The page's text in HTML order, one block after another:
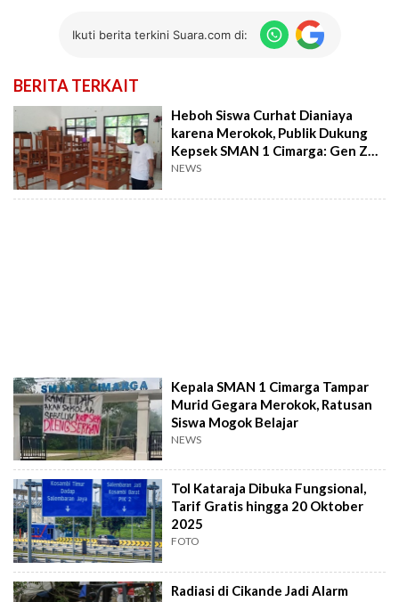
Ikuti berita terkini Suara.com di:
BERITA TERKAIT
Heboh Siswa Curhat Dianiaya
karena Merokok, Publik Dukung
Kepsek SMAN 1 Cimarga: Gen Z
Meresahkan!
NEWS
Kepala SMAN 1 Cimarga Tampar
Murid Gegara Merokok, Ratusan
Siswa Mogok Belajar
NEWS
Tol Kataraja Dibuka Fungsional,
Tarif Gratis hingga 20 Oktober
2025
FOTO
Radiasi di Cikande Jadi Alarm